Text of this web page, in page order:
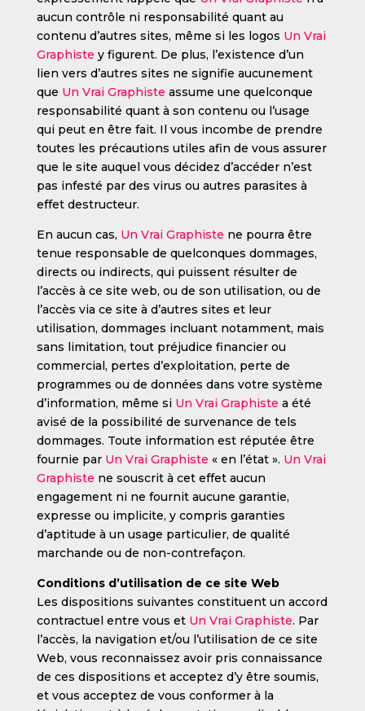
aucun contrôle ni responsabilité quant au
contenu d’autres sites, même si les logos Un Vrai
Graphiste y figurent. De plus, l’existence d’un
lien vers d’autres sites ne signifie aucunement
que Un Vrai Graphiste assume une quelconque
responsabilité quant à son contenu ou l’usage
qui peut en être fait. Il vous incombe de prendre
toutes les précautions utiles afin de vous assurer
que le site auquel vous décidez d’accéder n’est
pas infesté par des virus ou autres parasites à
effet destructeur.
En aucun cas, Un Vrai Graphiste ne pourra être
tenue responsable de quelconques dommages,
directs ou indirects, qui puissent résulter de
l’accès à ce site web, ou de son utilisation, ou de
l’accès via ce site à d’autres sites et leur
utilisation, dommages incluant notamment, mais
sans limitation, tout préjudice financier ou
commercial, pertes d’exploitation, perte de
programmes ou de données dans votre système
d’information, même si Un Vrai Graphiste a été
avisé de la possibilité de survenance de tels
dommages. Toute information est réputée être
fournie par Un Vrai Graphiste « en l’état ». Un Vrai
Graphiste ne souscrit à cet effet aucun
engagement ni ne fournit aucune garantie,
expresse ou implicite, y compris garanties
d’aptitude à un usage particulier, de qualité
marchande ou de non-contrefaçon.
Conditions d’utilisation de ce site Web
Les dispositions suivantes constituent un accord
contractuel entre vous et Un Vrai Graphiste. Par
l’accès, la navigation et/ou l’utilisation de ce site
Web, vous reconnaissez avoir pris connaissance
de ces dispositions et acceptez d’y être soumis,
et vous acceptez de vous conformer à la